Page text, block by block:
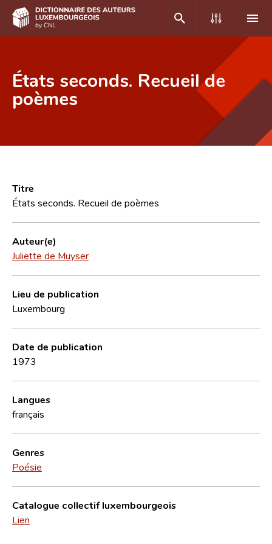
DE
Accueil
Foire aux questions
CNL
Équipe scientifique
Contact
États seconds. Recueil de
poèmes
Titre
États seconds. Recueil de poèmes
Auteur(e)
Juliette de Muyser
Lieu de publication
Luxembourg
Date de publication
1973
Langues
français
Genres
Poésie
Catalogue collectif luxembourgeois
Lien